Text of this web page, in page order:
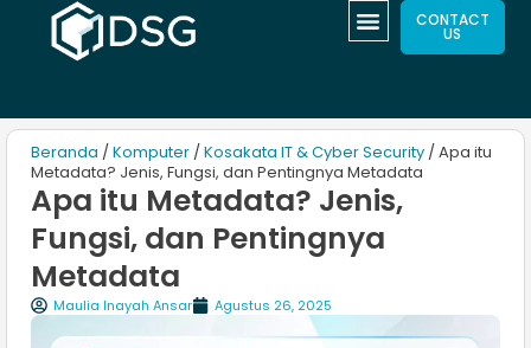
CONTACT
US
Beranda / Komputer / Kosakata IT & Cyber Security / Apa itu
Metadata? Jenis, Fungsi, dan Pentingnya Metadata
Apa itu Metadata? Jenis,
Fungsi, dan Pentingnya
Metadata
Maulia Inayah Ansar Agustus 26, 2025